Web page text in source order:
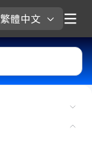
繁體中文